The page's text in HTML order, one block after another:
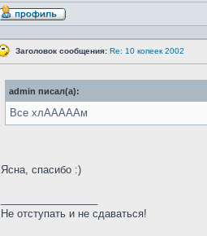
Заголовок сообщения: Re: 10 копеек 2002
admin писал(а):
Все хлАААААм
Ясна, спасибо :)
Не отступать и не сдаваться!